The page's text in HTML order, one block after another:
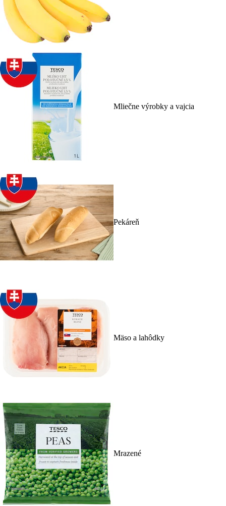
Mliečne výrobky a vajcia
Pekáreň
Mäso a lahôdky
Mrazené